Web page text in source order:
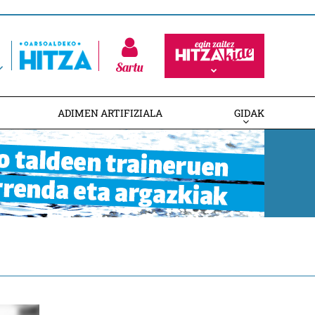
Sartu
ADIMEN ARTIFIZIALA GIDAK